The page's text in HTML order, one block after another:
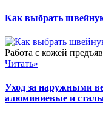
Как выбрать
Работа с кожей
Читать»
Уход за наружными
алюминиевые и